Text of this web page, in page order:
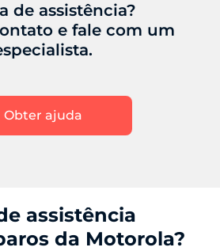
de assistência?
e fale com um
Obter ajuda
assistência
da Motorola?